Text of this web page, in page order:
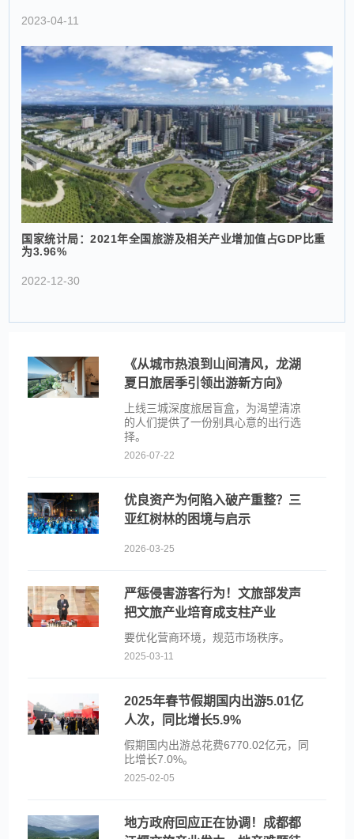
2023-04-11
国家统计局：2021年全国旅游及相关产业增加值占GDP比重
为3.96%
2022-12-30
《从城市热浪到山间清风，龙湖
夏日旅居季引领出游新方向》
上线三城深度旅居盲盒，为渴望清凉
的人们提供了一份别具心意的出行选
择。
2026-07-22
优良资产为何陷入破产重整？三
亚红树林的困境与启示
2026-03-25
严惩侵害游客行为！文旅部发声
把文旅产业培育成支柱产业
要优化营商环境，规范市场秩序。
2025-03-11
2025年春节假期国内出游5.01亿
人次，同比增长5.9%
假期国内出游总花费6770.02亿元，同
比增长7.0%。
2025-02-05
地方政府回应正在协调！成都都